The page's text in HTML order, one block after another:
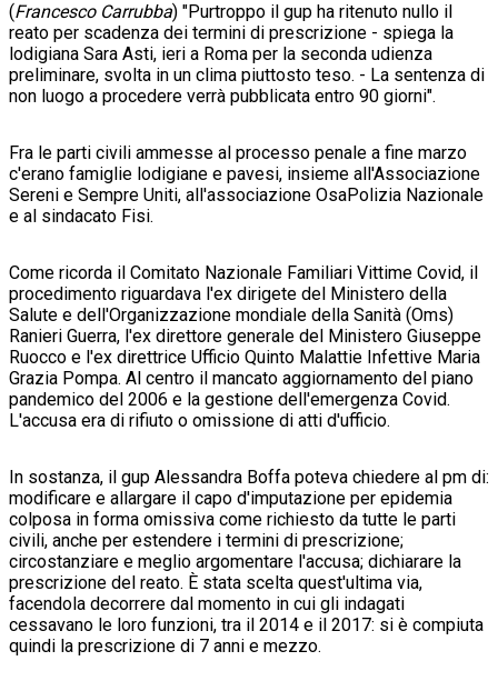
(Francesco Carrubba) "Purtroppo il gup ha ritenuto nullo il
reato per scadenza dei termini di prescrizione - spiega la
lodigiana Sara Asti, ieri a Roma per la seconda udienza
preliminare, svolta in un clima piuttosto teso. - La sentenza di
non luogo a procedere verrà pubblicata entro 90 giorni".
Fra le parti civili ammesse al processo penale a fine marzo
c'erano famiglie lodigiane e pavesi, insieme all'Associazione
Sereni e Sempre Uniti, all'associazione OsaPolizia Nazionale
e al sindacato Fisi.
Come ricorda il Comitato Nazionale Familiari Vittime Covid, il
procedimento riguardava l'ex dirigete del Ministero della
Salute e dell'Organizzazione mondiale della Sanità (Oms)
Ranieri Guerra, l'ex direttore generale del Ministero Giuseppe
Ruocco e l'ex direttrice Ufficio Quinto Malattie Infettive Maria
Grazia Pompa. Al centro il mancato aggiornamento del piano
pandemico del 2006 e la gestione dell'emergenza Covid.
L'accusa era di rifiuto o omissione di atti d'ufficio.
In sostanza, il gup Alessandra Boffa poteva chiedere al pm di:
modificare e allargare il capo d'imputazione per epidemia
colposa in forma omissiva come richiesto da tutte le parti
civili, anche per estendere i termini di prescrizione;
circostanziare e meglio argomentare l'accusa; dichiarare la
prescrizione del reato. È stata scelta quest'ultima via,
facendola decorrere dal momento in cui gli indagati
cessavano le loro funzioni, tra il 2014 e il 2017: si è compiuta
quindi la prescrizione di 7 anni e mezzo.